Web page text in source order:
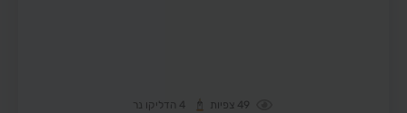
49 צפיות 4 הדליקו נר